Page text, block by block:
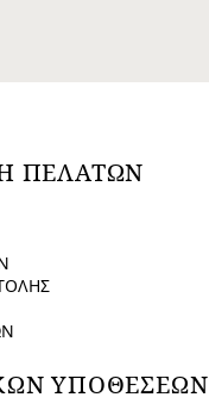
ΠΕΛΑΤΩΝ
ΥΠΟΘΕΣΕΩΝ